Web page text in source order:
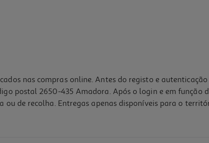
nas compras online. Antes do registo e
postal 2650-435 Amadora. Após o login e em função
ou de recolha. Entregas apenas disponíveis para o